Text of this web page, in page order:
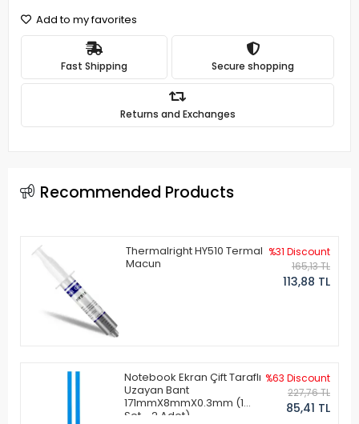
Add to my favorites
Fast Shipping Secure shopping
Returns and Exchanges
Recommended Products
Thermalright HY510 Termal
Macun
%31 Discount
165,13 TL
113,88 TL
Notebook Ekran Çift Taraflı
Uzayan Bant
171mmX8mmX0.3mm (1
Set - 2 Adet)
%63 Discount
227,76 TL
85,41 TL